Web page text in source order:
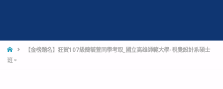
HOME【金榜題名】狂賀107級簡毓萱同學考取_國立高雄師範大學-視覺設計系碩士
班。